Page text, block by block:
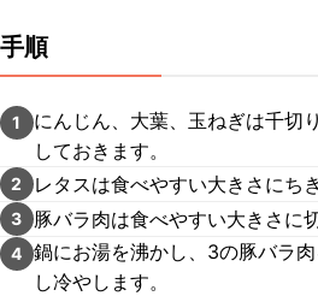
手順
1
にんじん、大葉、玉ねぎは千切
しておきます。
2 レタスは食べやすい大きさにち
3 豚バラ肉は食べやすい大きさに
4 鍋にお湯を沸かし、3の豚バラ
し冷やします。